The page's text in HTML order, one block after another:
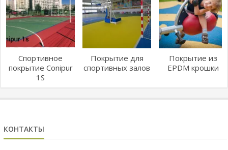
Спортивное
покрытие Conipur
1S
Покрытие для
спортивных залов
Покрытие из
EPDM крошки
КОНТАКТЫ